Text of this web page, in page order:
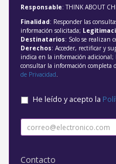
Responsable: THINK ABOUT
Finalidad: Responder las
información solicitada;
Destinatarios: Solo se realizan
Derechos: Acceder, rectificar y
indica en la información adicional;
consultar la información completa
de Privacidad.
He leído y acepto la
Contacto